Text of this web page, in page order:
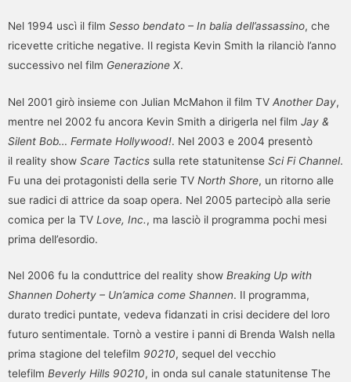
Nel 1994 uscì il film Sesso bendato – In balia dell’assassino, che
ricevette critiche negative. Il regista Kevin Smith la rilanciò l’anno
successivo nel film Generazione X.
Nel 2001 girò insieme con Julian McMahon il film TV Another Day,
mentre nel 2002 fu ancora Kevin Smith a dirigerla nel film Jay &
Silent Bob… Fermate Hollywood!. Nel 2003 e 2004 presentò
il reality show Scare Tactics sulla rete statunitense Sci Fi Channel.
Fu una dei protagonisti della serie TV North Shore, un ritorno alle
sue radici di attrice da soap opera. Nel 2005 partecipò alla serie
comica per la TV Love, Inc., ma lasciò il programma pochi mesi
prima dell’esordio.
Nel 2006 fu la conduttrice del reality show Breaking Up with
Shannen Doherty – Un’amica come Shannen. Il programma,
durato tredici puntate, vedeva fidanzati in crisi decidere del loro
futuro sentimentale. Tornò a vestire i panni di Brenda Walsh nella
prima stagione del telefilm 90210, sequel del vecchio
telefilm Beverly Hills 90210, in onda sul canale statunitense The